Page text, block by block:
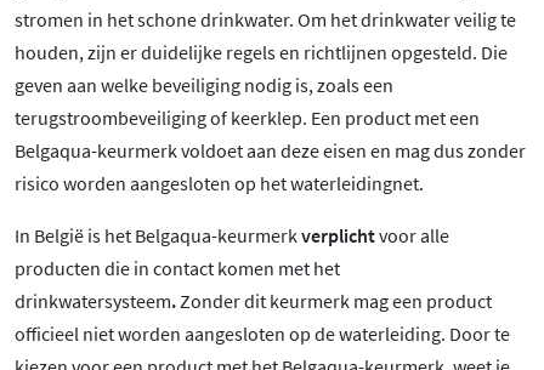
stromen in het schone drinkwater. Om het drinkwater veilig te
houden, zijn er duidelijke regels en richtlijnen opgesteld. Die
geven aan welke beveiliging nodig is, zoals een
terugstroombeveiliging of keerklep. Een product met een
Belgaqua-keurmerk voldoet aan deze eisen en mag dus zonder
risico worden aangesloten op het waterleidingnet.
In België is het Belgaqua-keurmerkverplichtvoor alle
producten die in contact komen met het
drinkwatersysteem. Zonder dit keurmerk mag een product
officieel niet worden aangesloten op de waterleiding. Door te